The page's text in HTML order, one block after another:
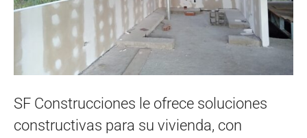
SF Construcciones le ofrece soluciones
constructivas para su vivienda, con